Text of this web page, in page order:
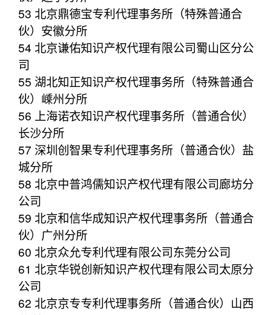
53 北京鼎德宝专利代理事务所（特殊普通合
伙）安徽分所
54 北京谦佑知识产权代理有限公司蜀山区分公
司
55 湖北知正知识产权代理事务所（特殊普通合
伙）嵊州分所
56 上海诺衣知识产权代理事务所（普通合伙）
长沙分所
57 深圳创智果专利代理事务所（普通合伙）盐
城分所
58 北京中普鸿儒知识产权代理有限公司廊坊分
公司
59 北京和信华成知识产权代理事务所（普通合
伙）广州分所
60 北京众允专利代理有限公司东莞分公司
61 北京华锐创新知识产权代理有限公司太原分
公司
62 北京京专专利代理事务所（普通合伙）山西